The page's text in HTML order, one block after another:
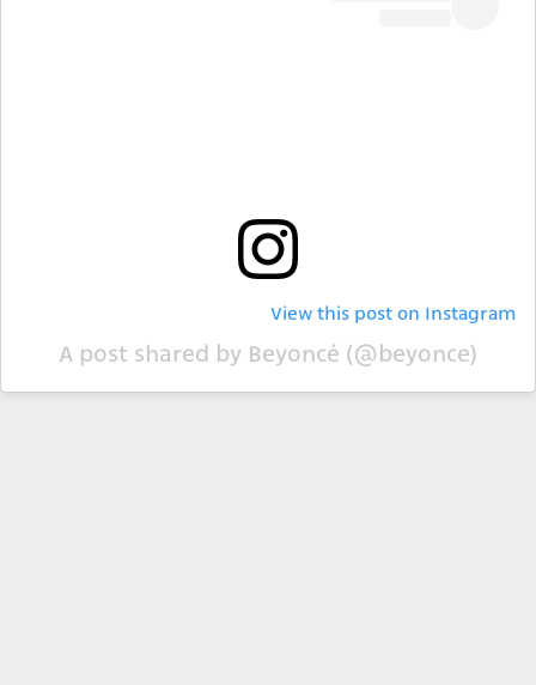
View this post on Instagram
A post shared by Beyoncé (@beyonce)